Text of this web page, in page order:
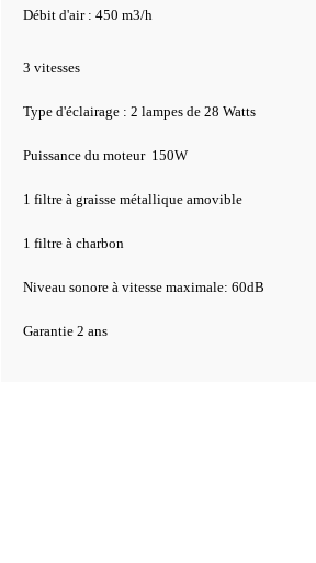
Débit d'air : 450 m3/h
3 vitesses
Type d'éclairage : 2 lampes de 28 Watts
Puissance du moteur 150W
1 filtre à graisse métallique amovible
1 filtre à charbon
Niveau sonore à vitesse maximale: 60dB
Garantie 2 ans